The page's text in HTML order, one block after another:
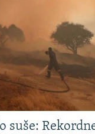
suše: